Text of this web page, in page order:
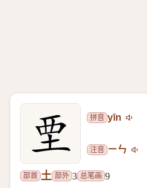
拼音 yīn
注音 ㄧㄣ
部首 土 部外 3 总笔画 9